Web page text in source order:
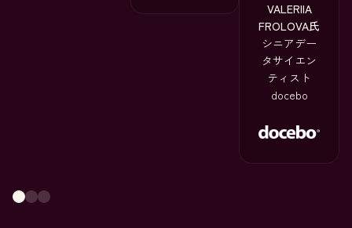
VALERIIA
FROLOVA氏
シニアデー
タサイエン
ティスト
docebo